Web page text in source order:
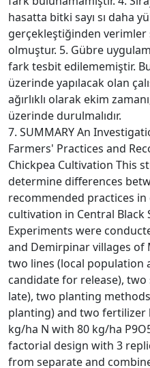
hasatta bitki sayı sı daha
gerçekleştiğinden
olmuştur. 5. Gübre
fark tesbit edilememiştir.
üzerinde yapılacak olan
ağırlıklı olarak ekim
üzerinde durulmalıdır.
7. SUMMARY An
Farmers' Practices and
Chickpea Cultivation This
determine differences
recommended practices in
cultivation in Central Black
Experiments were
and Demirpinar villages of
two lines (local population
candidate for release),
late), two planting
planting) and two fertilizer
kg/ha N with 80 kg/ha
factorial design with 3
from separate and